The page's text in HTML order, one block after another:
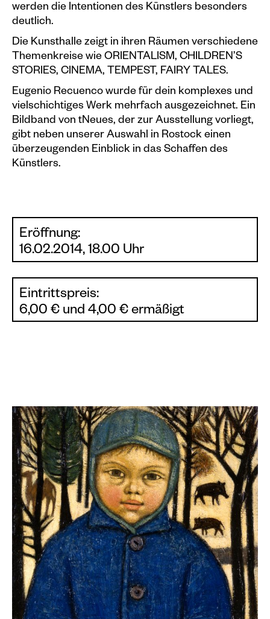
werden die Intentionen des Künstlers besonders
deutlich.
Die Kunsthalle zeigt in ihren Räumen verschiedene
Themenkreise wie ORIENTALISM, CHILDREN’S
STORIES, CINEMA, TEMPEST, FAIRY TALES.
Eugenio Recuenco wurde für dein komplexes und
vielschichtiges Werk mehrfach ausgezeichnet. Ein
Bildband von tNeues, der zur Ausstellung vorliegt,
gibt neben unserer Auswahl in Rostock einen
überzeugenden Einblick in das Schaffen des
Künstlers.
Eröffnung:
16.02.2014, 18.00 Uhr
Eintrittspreis:
6,00 € und 4,00 € ermäßigt